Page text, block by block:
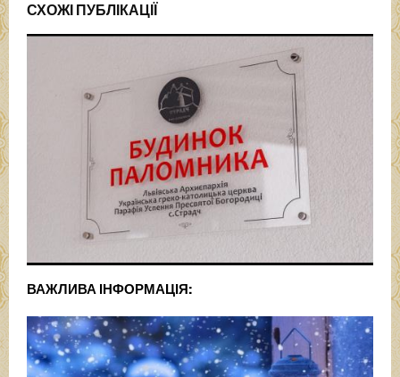
СХОЖІ ПУБЛІКАЦІЇ
ВАЖЛИВА ІНФОРМАЦІЯ: